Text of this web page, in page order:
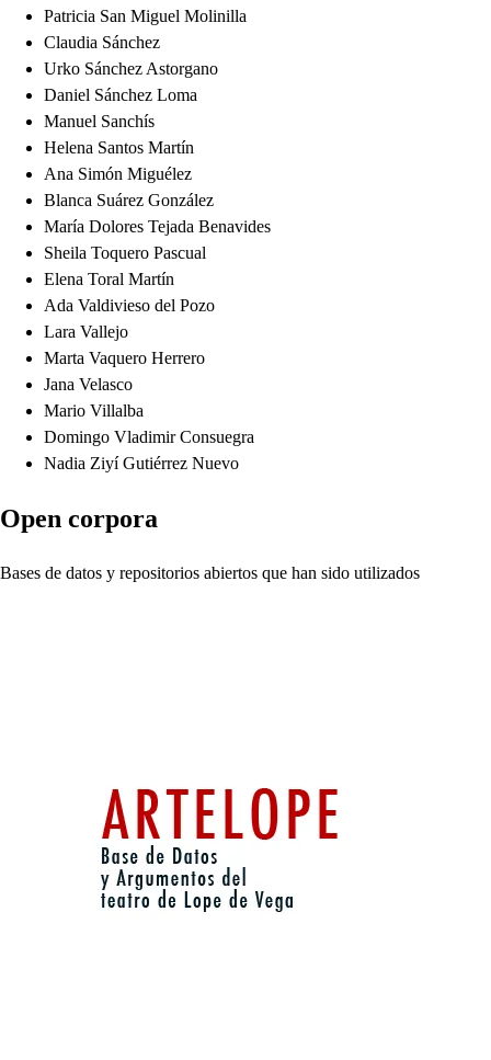
Patricia San Miguel Molinilla
Claudia Sánchez
Urko Sánchez Astorgano
Daniel Sánchez Loma
Manuel Sanchís
Helena Santos Martín
Ana Simón Miguélez
Blanca Suárez González
María Dolores Tejada Benavides
Sheila Toquero Pascual
Elena Toral Martín
Ada Valdivieso del Pozo
Lara Vallejo
Marta Vaquero Herrero
Jana Velasco
Mario Villalba
Domingo Vladimir Consuegra
Nadia Ziyí Gutiérrez Nuevo
Open corpora
Bases de datos y repositorios abiertos que han sido utilizados